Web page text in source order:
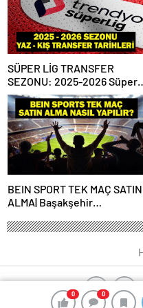
0 0
0 0
SÜPER LİG TRANSFER
SEZONU: 2025-2026 Süper
Lig Yaz Transfer Sezonu Ne
Zaman Başlayacak? Kış
Transfer Sezonu Ne Zaman
Başlayacak? TFF Açıkladı!
BEIN SPORT TEK MAÇ SATIN
ALMA| Başakşehir
tek maç satın alma nasıl